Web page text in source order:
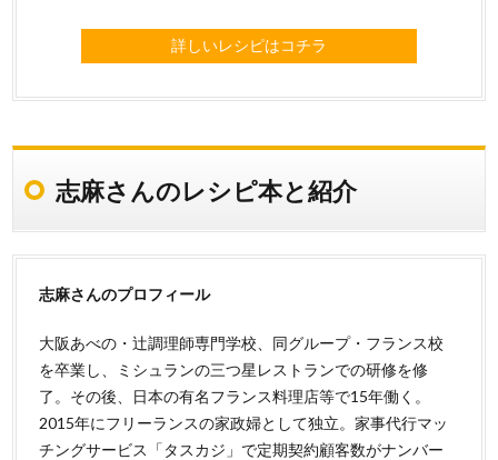
詳しいレシピはコチラ
志麻さんのレシピ本と紹介
志麻さんのプロフィール
大阪あべの・辻調理師専門学校、同グループ・フランス校
を卒業し、ミシュランの三つ星レストランでの研修を修
了。その後、日本の有名フランス料理店等で15年働く。
2015年にフリーランスの家政婦として独立。家事代行マッ
チングサービス「タスカジ」で定期契約顧客数がナンバー